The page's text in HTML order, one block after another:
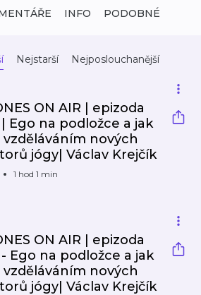
INFO PODOBNÉ
Nejstarší Nejposlouchanější
ON AIR | epizoda
Ego na podložce a jak
vzděláváním nových
jógy| Václav Krejčík
1 hod 1 min
ON AIR | epizoda
Ego na podložce a jak
vzděláváním nových
jógy| Václav Krejčík